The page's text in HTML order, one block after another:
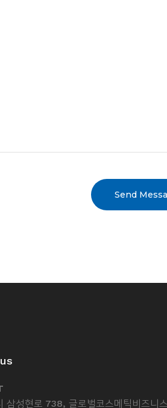
Send
삼성현로 738, 글로벌코스메틱비즈니